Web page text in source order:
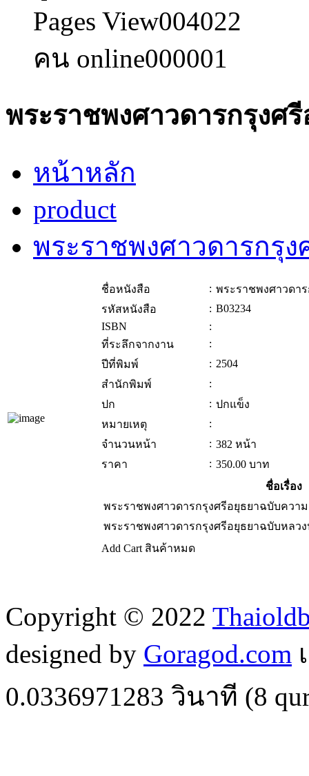
Pages View004022
คน online000001
พระราชพงศาวดารกรุงศ
หน้าหลัก
product
พระราชพงศาวดารกรุ
ชื่อหนังสือ : พระราชพงศาวดา
รหัสหนังสือ
: B03234
ISBN
:
ที่ระลึกจากงาน
:
ปีที่พิมพ์
: 2504
สำนักพิมพ์
:
ปก
: ปกแข็ง
หมายเหตุ
:
จำนวนหน้า
: 382 หน้า
ราคา
: 350.00 บาท
ชื่อเรื่อง
พระราชพงศาวดารกรุงศรีอยุธยาฉบับคว
พระราชพงศาวดารกรุงศรีอยุธยาฉบับหลว
Add Cart สินค้าหมด
Copyright © 2022
designed by Goragod.com
0.0336971283 วินาที (8